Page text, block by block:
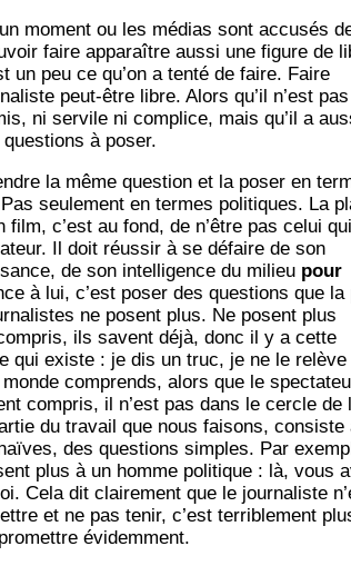
moment ou les médias sont accu­sés
faire appa­raître aus­si une figure de
un peu ce qu’on a ten­té de faire. Faire
peut-être libre. Alors qu’il n’est pas
ni ser­vile ni com­plice, mais qu’il a
à poser.
la même ques­tion et la poser en
seule­ment en termes poli­tiques. La
film, c’est au fond, de n’être pas celui
Il doit réus­sir à se défaire de son
de son intel­li­gence du milieu pour
à lui, c’est poser des ques­tions que
ne posent plus. Ne posent plus
ils savent déjà, donc il y a cette
qui existe : je dis un truc, je ne le relève
com­prends, alors que le
com­pris, il n’est pas dans le cercle de
du tra­vail que nous fai­sons, consiste
des ques­tions simples. Par
plus à un homme poli­tique : là, vous
Cela dit clai­re­ment que le jour­na­liste
et ne pas tenir, c’est ter­ri­ble­ment
évidemment.